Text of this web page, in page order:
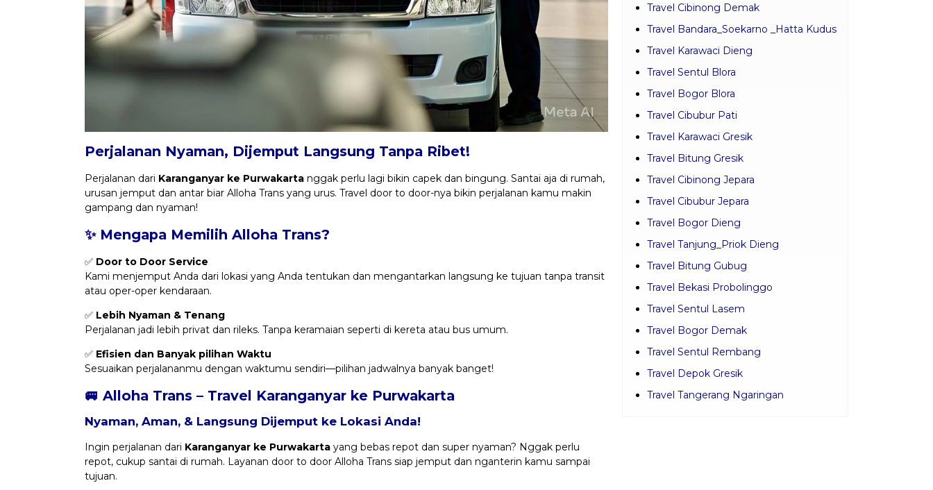
Perjalanan Nyaman, Dijemput Langsung Tanpa Ribet!
Perjalanan dari Karanganyar ke Purwakarta nggak perlu lagi bikin capek dan bingung. Santai aja di rumah,
urusan jemput dan antar biar Alloha Trans yang urus. Travel door to door-nya bikin perjalanan kamu makin
gampang dan nyaman!
✨ Mengapa Memilih Alloha Trans?
✅ Door to Door Service
Kami menjemput Anda dari lokasi yang Anda tentukan dan mengantarkan langsung ke tujuan tanpa transit
atau oper-oper kendaraan.
✅ Lebih Nyaman & Tenang
Perjalanan jadi lebih privat dan rileks. Tanpa keramaian seperti di kereta atau bus umum.
✅ Efisien dan Banyak pilihan Waktu
Sesuaikan perjalananmu dengan waktumu sendiri—pilihan jadwalnya banyak banget!
🚐 Alloha Trans – Travel Karanganyar ke Purwakarta
Nyaman, Aman, & Langsung Dijemput ke Lokasi Anda!
Ingin perjalanan dari Karanganyar ke Purwakarta yang bebas repot dan super nyaman? Nggak perlu
repot, cukup santai di rumah. Layanan door to door Alloha Trans siap jemput dan nganterin kamu sampai
tujuan.
Travel Cibinong Demak
Travel Bandara_Soekarno _Hatta Kudus
Travel Karawaci Dieng
Travel Sentul Blora
Travel Bogor Blora
Travel Cibubur Pati
Travel Karawaci Gresik
Travel Bitung Gresik
Travel Cibinong Jepara
Travel Cibubur Jepara
Travel Bogor Dieng
Travel Tanjung_Priok Dieng
Travel Bitung Gubug
Travel Bekasi Probolinggo
Travel Sentul Lasem
Travel Bogor Demak
Travel Sentul Rembang
Travel Depok Gresik
Travel Tangerang Ngaringan